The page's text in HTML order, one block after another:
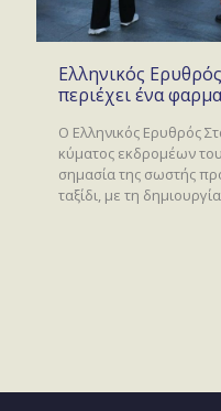
Ελληνικός
περιέχει ένα
Ο Ελληνικός Ερυθρός
κύματος εκδρομέων
σημασία της σωστής
ταξίδι, με τη